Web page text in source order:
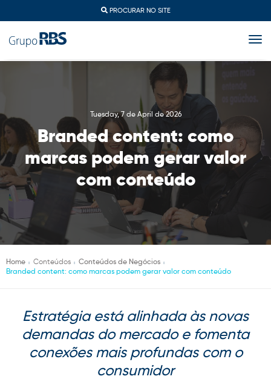
PROCURAR NO SITE
Tuesday, 7 de April de 2026
Branded content: como
marcas podem gerar valor
com conteúdo
Home Conteúdos
Conteúdos de Negócios
Branded content: como marcas podem gerar valor com conteúdo
Estratégia está alinhada às novas
demandas do mercado e fomenta
conexões mais profundas com o
consumidor